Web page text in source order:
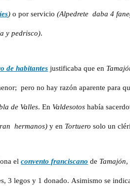
) o por servicio(Alpedrete daba 4
y pedrisco).
de habitantes justificaba que en
pero no hay razón aparente para
de Valles. En Valdesotos había
hermanos)y en Tortuero solo un
elconvento franciscano de Tamajón,
3 legos y 1 donado. Asimismo se